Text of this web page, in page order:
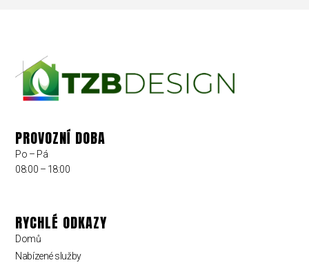
PROVOZNÍ DOBA
Po – Pá
08:00 – 18:00
RYCHLÉ ODKAZY
Domů
Nabízené služby